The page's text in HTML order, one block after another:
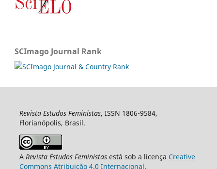
SCImago Journal Rank
Revista Estudos Feministas, ISSN 1806-9584,
Florianópolis, Brasil.
A Revista Estudos Feministasestá sob a licença Creative
Commons Atribuição 4.0 Internacional.